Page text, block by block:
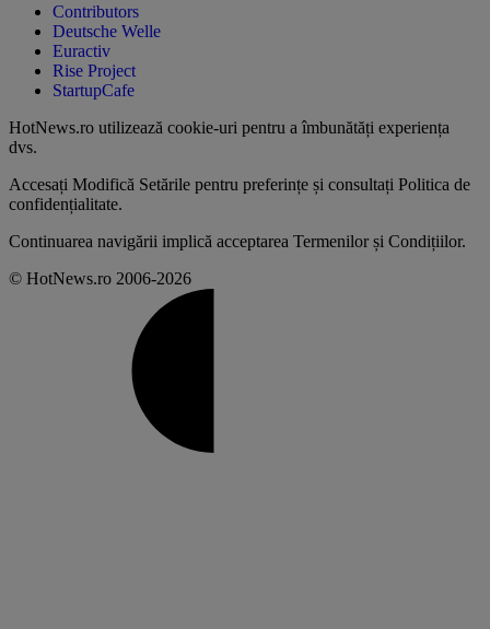
Contributors
Deutsche Welle
Euractiv
Rise Project
StartupCafe
HotNews.ro utilizează cookie-uri pentru a îmbunătăți experiența
dvs.
Accesați Modifică Setările pentru preferințe și consultați Politica de
confidențialitate.
Continuarea navigării implică acceptarea Termenilor și Condițiilor.
© HotNews.ro 2006-2026